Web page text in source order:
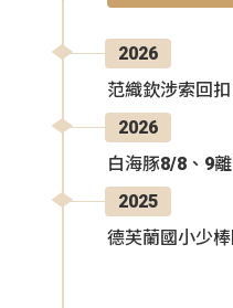
2026
范織欽涉索回
2026
白海豚8/8、9
2025
德芙蘭國小少